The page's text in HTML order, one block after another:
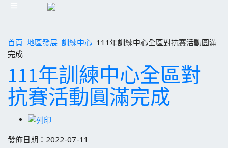
首頁 地區發展 訓練中心 111年訓練中心全區對抗賽活動圓滿
完成
111年訓練中心全區對
抗賽活動圓滿完成
發佈日期：2022-07-11